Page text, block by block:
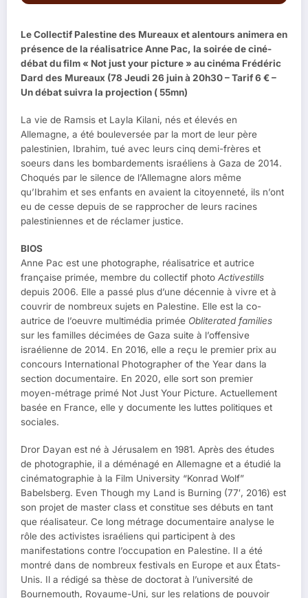
Le Collectif Palestine des Mureaux et alentours animera en
présence de la réalisatrice Anne Pac, la soirée de ciné-
débat du film « Not just your picture » au cinéma Frédéric
Dard des Mureaux (78 Jeudi 26 juin à 20h30 – Tarif 6 € –
Un débat suivra la projection ( 55mn)
La vie de Ramsis et Layla Kilani, nés et élevés en
Allemagne, a été bouleversée par la mort de leur père
palestinien, Ibrahim, tué avec leurs cinq demi-frères et
soeurs dans les bombardements israéliens à Gaza de 2014.
Choqués par le silence de l’Allemagne alors même
qu’Ibrahim et ses enfants en avaient la citoyenneté, ils n’ont
eu de cesse depuis de se rapprocher de leurs racines
palestiniennes et de réclamer justice.
BIOS
Anne Pac est une photographe, réalisatrice et autrice
française primée, membre du collectif photo Activestills
depuis 2006. Elle a passé plus d’une décennie à vivre et à
couvrir de nombreux sujets en Palestine. Elle est la co-
autrice de l’oeuvre multimédia primée Obliterated families
sur les familles décimées de Gaza suite à l’offensive
israélienne de 2014. En 2016, elle a reçu le premier prix au
concours International Photographer of the Year dans la
section documentaire. En 2020, elle sort son premier
moyen-métrage primé Not Just Your Picture. Actuellement
basée en France, elle y documente les luttes politiques et
sociales.
Dror Dayan est né à Jérusalem en 1981. Après des études
de photographie, il a déménagé en Allemagne et a étudié la
cinématographie à la Film University “Konrad Wolf”
Babelsberg. Even Though my Land is Burning (77′, 2016) est
son projet de master class et constitue ses débuts en tant
que réalisateur. Ce long métrage documentaire analyse le
rôle des activistes israéliens qui participent à des
manifestations contre l’occupation en Palestine. Il a été
montré dans de nombreux festivals en Europe et aux États-
Unis. Il a rédigé sa thèse de doctorat à l’université de
Bournemouth, Royaume-Uni, sur les relations de pouvoir